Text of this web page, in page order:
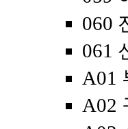
060
061
A01
A02